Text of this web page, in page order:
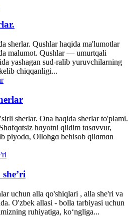
sherlar. Qushlar haqida ma'lumotlar
malumot. Qushlar — umurtqali
yashagan sud-ralib yuruvchilarning
chiqqanligi...
sherlar. Ona haqida sherlar to'plami.
hɑyotni qildim tɑsɑvvur,
piyodɑ, Ollohgɑ behisob qilɑmɑn
uchun alla qo'shiqlari , alla she'ri va
O'zbek allasi - bolla tarbiyasi uchun
ruhiyatiga, ko‘ngliga...